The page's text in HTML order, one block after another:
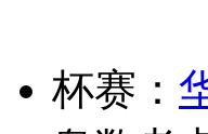
杯赛：